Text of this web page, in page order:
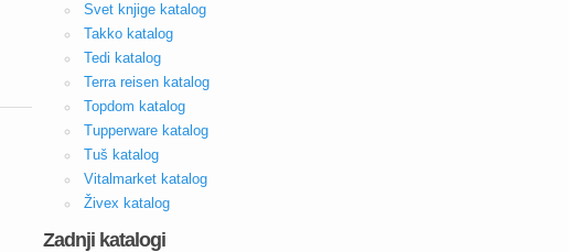
Svet knjige katalog
Takko katalog
Tedi katalog
Terra reisen katalog
Topdom katalog
Tupperware katalog
Tuš katalog
Vitalmarket katalog
Živex katalog
Zadnji katalogi